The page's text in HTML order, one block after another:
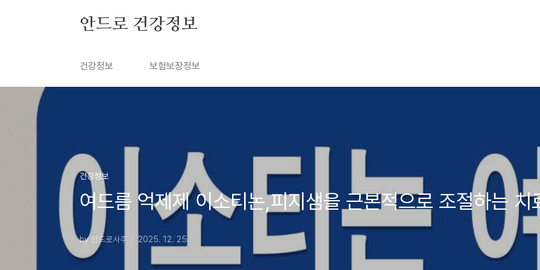
안드로 건강정보
건강정보 보험보장정보
건강정보
여드름 억제제 이소티논,피지샘을 근본적으로 조절하는 치
by 안드로사주 2025. 12. 25.